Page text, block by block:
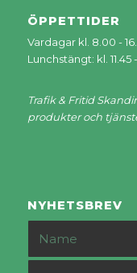
ÖPPETTIDER
Vardagar kl. 8.00 -
Lunchstängt: kl. 11.45
Trafik & Fritid
produkter och
NYHETSBREV